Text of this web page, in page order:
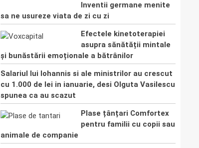
Inventii germane menite
sa ne usureze viata de zi cu zi
Efectele kinetoterapiei
asupra sănătății mintale
și bunăstării emoționale a bătrânilor
Salariul lui Iohannis si ale ministrilor au crescut
cu 1.000 de lei in ianuarie, desi Olguta Vasilescu
spunea ca au scazut
Plase țânțari Comfortex
pentru familii cu copii sau
animale de companie